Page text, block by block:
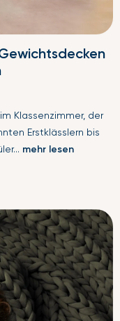
Klassenzimmer, der
Erstklässlern bis
mehr lesen